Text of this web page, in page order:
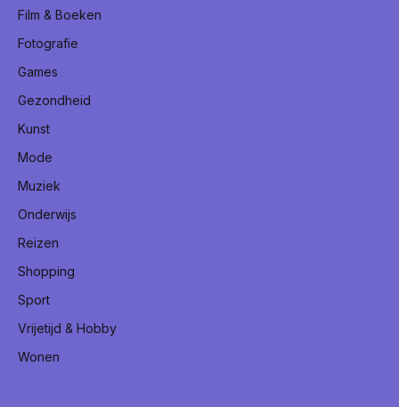
Film & Boeken
Fotografie
Games
Gezondheid
Kunst
Mode
Muziek
Onderwijs
Reizen
Shopping
Sport
Vrijetijd & Hobby
Wonen